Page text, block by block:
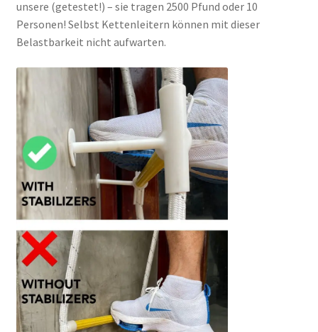
unsere (getestet!) – sie tragen 2500 Pfund oder 10
Personen! Selbst Kettenleitern können mit dieser
Belastbarkeit nicht aufwarten.